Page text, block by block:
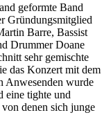
geformte Band
Gründungsmitglied
Barre, Bassist
Drummer Doane
sehr gemischte
das Konzert mit dem
Anwesenden wurde
eine tighte und
denen sich junge